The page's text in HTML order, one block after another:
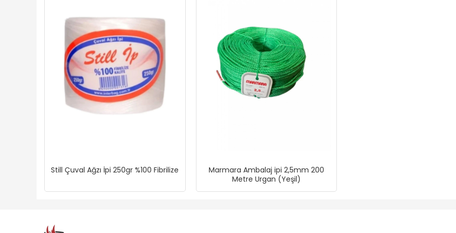
Still Çuval Ağzı İpi 250gr %100 Fibrilize
Marmara Ambalaj ipi 2,5mm 200
Metre Urgan (Yeşil)